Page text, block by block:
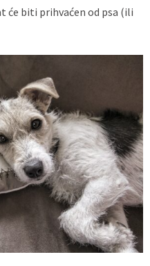
će biti prihvaćen od psa (ili